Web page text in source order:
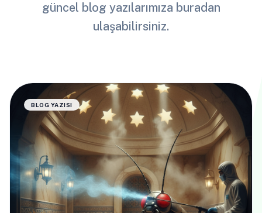
güncel blog yazılarımıza buradan
ulaşabilirsiniz.
BLOG YAZISI